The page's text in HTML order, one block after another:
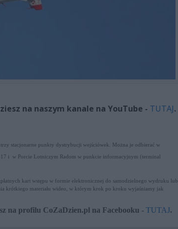
na naszym kanale na YouTube - TUTAJ.
stacjonarne punkty dystrybucji wejściówek. Można je odbierać w
i w Porcie Lotniczym Radom w punkcie informacyjnym (terminal
kart wstępu w formie elektronicznej do samodzielnego wydruku lub
krótkiego materiału wideo, w którym krok po kroku wyjaśniamy jak
na profilu CoZaDzien.pl na Facebooku - TUTAJ.